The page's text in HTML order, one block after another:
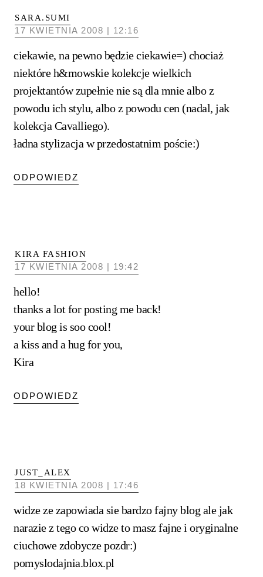
SARA.SUMI
17 KWIETNIA 2008 | 12:16
ciekawie, na pewno będzie ciekawie=) chociaż
niektóre h&mowskie kolekcje wielkich
projektantów zupełnie nie są dla mnie albo z
powodu ich stylu, albo z powodu cen (nadal, jak
kolekcja Cavalliego).
ładna stylizacja w przedostatnim poście:)
ODPOWIEDZ
KIRA FASHION
17 KWIETNIA 2008 | 19:42
hello!
thanks a lot for posting me back!
your blog is soo cool!
a kiss and a hug for you,
Kira
ODPOWIEDZ
JUST_ALEX
18 KWIETNIA 2008 | 17:46
widze ze zapowiada sie bardzo fajny blog ale jak
narazie z tego co widze to masz fajne i oryginalne
ciuchowe zdobycze pozdr:)
pomyslodajnia.blox.pl